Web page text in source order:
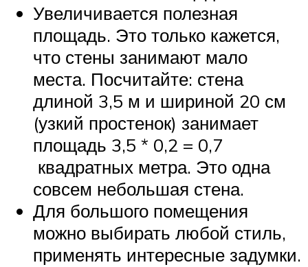
Увеличивается полезная
площадь. Это только кажется,
что стены занимают мало
места. Посчитайте: стена
длиной 3,5 м и шириной 20 см
(узкий простенок) занимает
площадь 3,5 * 0,2 = 0,7
квадратных метра. Это одна
совсем небольшая стена.
Для большого помещения
можно выбирать любой стиль,
применять интересные задумки.